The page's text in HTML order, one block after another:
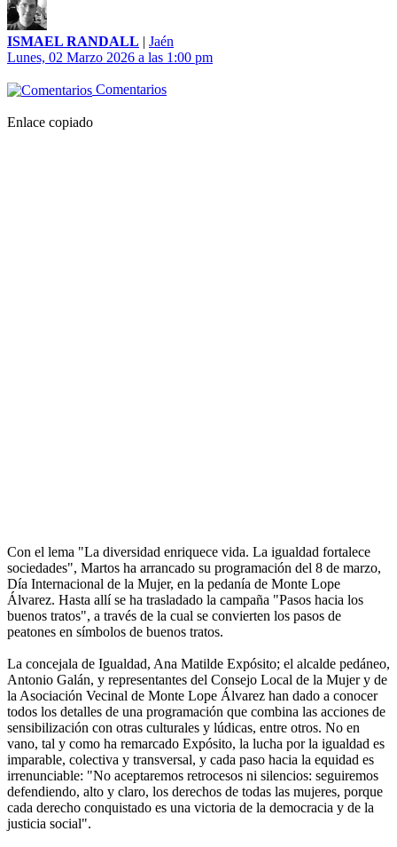
ISMAEL RANDALL | Jaén
Lunes, 02 Marzo 2026 a las 1:00 pm
Comentarios
Enlace copiado
Con el lema "La diversidad enriquece vida. La igualdad fortalece
sociedades", Martos ha arrancado su programación del 8 de marzo,
Día Internacional de la Mujer, en la pedanía de Monte Lope
Álvarez. Hasta allí se ha trasladado la campaña "Pasos hacia los
buenos tratos", a través de la cual se convierten los pasos de
peatones en símbolos de buenos tratos.
La concejala de Igualdad, Ana Matilde Expósito; el alcalde pedáneo,
Antonio Galán, y representantes del Consejo Local de la Mujer y de
la Asociación Vecinal de Monte Lope Álvarez han dado a conocer
todos los detalles de una programación que combina las acciones de
sensibilización con otras culturales y lúdicas, entre otros. No en
vano, tal y como ha remarcado Expósito, la lucha por la igualdad es
imparable, colectiva y transversal, y cada paso hacia la equidad es
irrenunciable: "No aceptaremos retrocesos ni silencios: seguiremos
defendiendo, alto y claro, los derechos de todas las mujeres, porque
cada derecho conquistado es una victoria de la democracia y de la
justicia social".